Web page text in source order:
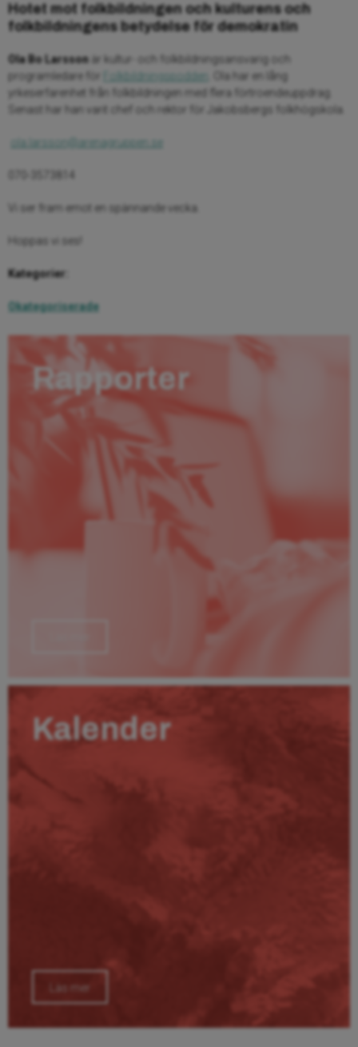
Hotet mot folkbildningen och kulturens och
folkbildningens betydelse för demokratin
Ola Bo Larsson är kultur- och folkbildningsansvarig och
programledare för
Folkbildningspodden
. Ola har en lång
yrkeserfarenhet från folkbildningen med flera förtroendeuppdrag.
Senast har han varit chef och rektor för Jakobsbergs folkhögskola.
ola.larsson@arenagruppen.se
Vi ser fram emot en spännande vecka.
Hoppas vi ses!
Kategorier:
Okategoriserade
Rapporter
Kalender
Läs mer